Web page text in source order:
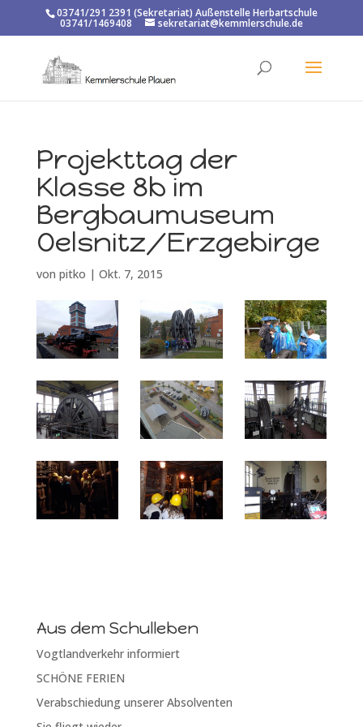
03741/291 2391 (Sekretariat) Außenstelle Herbartschule
03741/1469408 sekretariat@kemmlerschule.de
Projekttag der
Klasse 8b im
Bergbaumuseum
Oelsnitz/Erzgebirge
von pitko | Okt. 7, 2015
Aus dem Schulleben
Vogtlandverkehr informiert
SCHÖNE FERIEN
Verabschiedung unserer Absolventen